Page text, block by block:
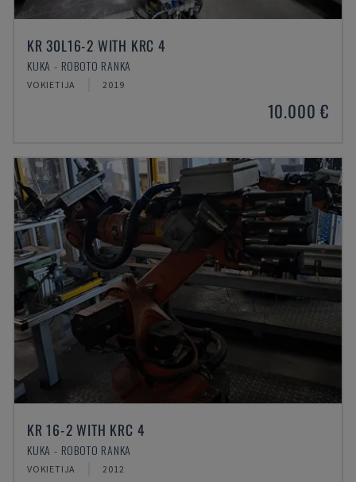
KR 30L16-2 WITH KRC 4
KUKA - ROBOTO RANKA
VOKIETIJA 2019
10.000 €
KR 16-2 WITH KRC 4
KUKA - ROBOTO RANKA
VOKIETIJA 2012